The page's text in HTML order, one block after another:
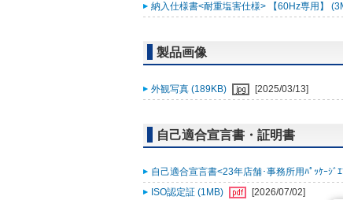
納入仕様書<耐重塩害仕様> 【60Hz専用】
製品画像
外観写真 (189KB) [2025/03/13]
自己適合宣言書・証明書
自己適合宣言書<23年店舗･事務所用ﾊﾟｯｹｰｼﾞ
ISO認定証 (1MB)
[2026/07/02]